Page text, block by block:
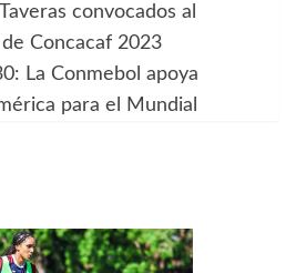
convocados al
Concacaf 2023
La Conmebol apoya
para el Mundial